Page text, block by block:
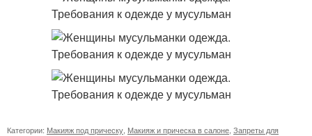
Категории: Макияж под прическу Макияж и прическа в салоне Запреты для